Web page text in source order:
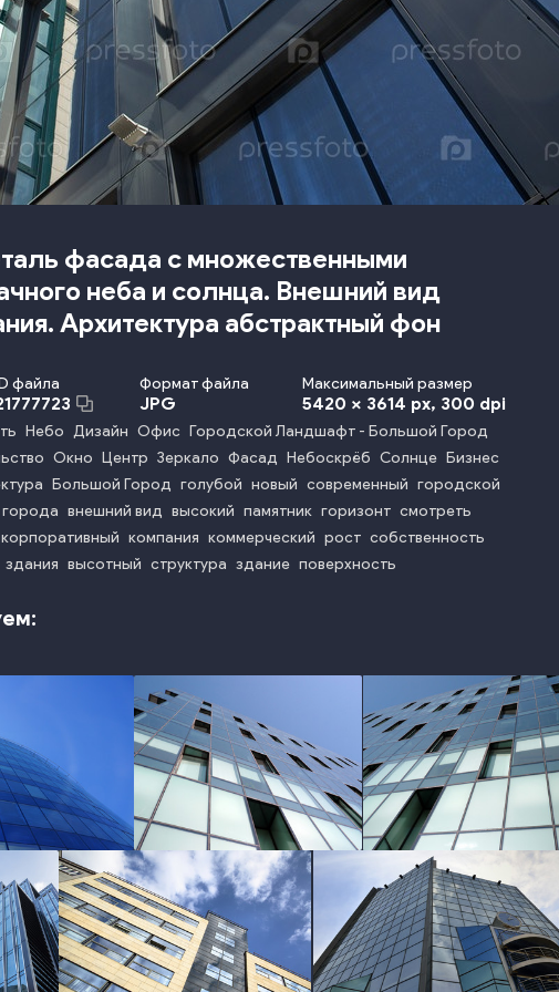
фасада с множественными
неба и солнца. Внешний вид
Архитектура абстрактный фон
файла Формат файла
JPG
Максимальный размер
5420 x 3614 px, 300 dpi
Небо Дизайн Офис Городской Ландшафт - Большой Город
Окно Центр Зеркало Фасад Небоскрёб Солнце Бизнес
Большой Город голубой новый современный городской
внешний вид высокий памятник горизонт смотреть
корпоративный компания коммерческий рост собственность
здания высотный структура здание поверхность
photo photo